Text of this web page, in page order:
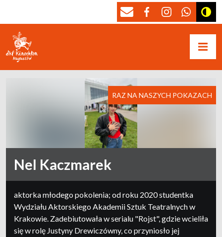
Nel Kaczmarek
RAZ NA NASZYCH POKAZACH
aktorka młodego pokolenia; od roku 2020 studentka
Wydziału Aktorskiego Akademii Sztuk Teatralnych w
Krakowie. Zadebiutowała w serialu "Rojst", gdzie wcieliła
się w rolę Justyny Drewiczówny, co przyniosło jej